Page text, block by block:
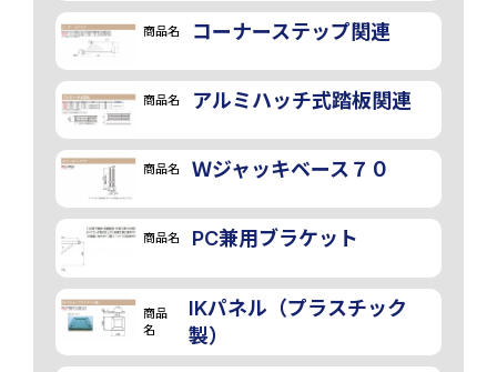
商品名 コーナーステップ関連
商品名 アルミハッチ式踏板関連
商品名 Ｗジャッキベース７０
商品名 PC兼用ブラケット
商品
名
IKパネル（プラスチック
製）
画像